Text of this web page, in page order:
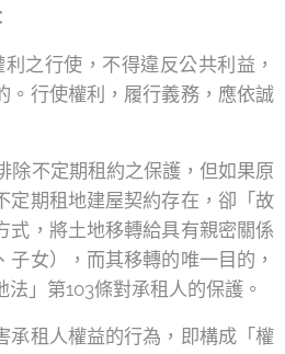
之行使，不得違反公共利益，
。行使權利，履行義務，應依誠
除不定期租約之保護，但如果原
定期租地建屋契約存在，卻「故
式，將土地移轉給具有親密關係
子女），而其移轉的唯一目的，
」第103條對承租人的保護。
承租人權益的行為，即構成「權